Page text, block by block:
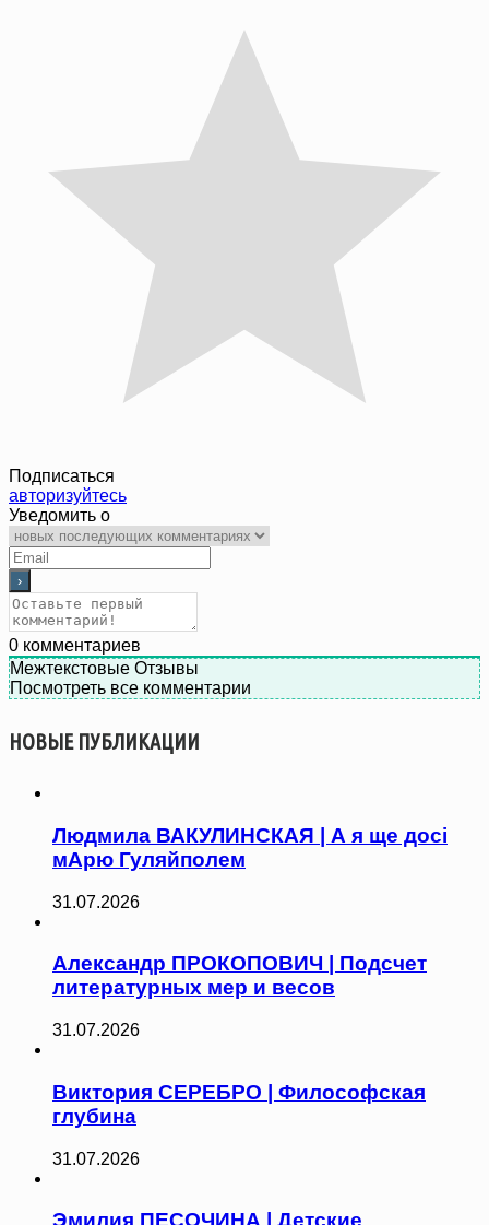
Подписаться
авторизуйтесь
Уведомить о
0 комментариев
Межтекстовые Отзывы
Посмотреть все комментарии
НОВЫЕ ПУБЛИКАЦИИ
Людмила ВАКУЛИНСКАЯ | А я ще досі
мАрю Гуляйполем
31.07.2026
Александр ПРОКОПОВИЧ | Подсчет
литературных мер и весов
31.07.2026
Виктория СЕРЕБРО | Философская
глубина
31.07.2026
Эмилия ПЕСОЧИНА | Детские